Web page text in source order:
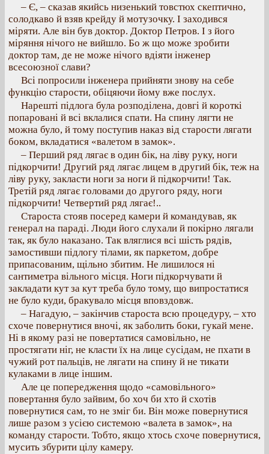
– Є, – сказав якийсь низенький товстюх скептично,
солодкаво й взяв крейду й мотузочку. І заходився
міряти. Але він був доктор. Доктор Петров. І з його
міряння нічого не вийшло. Бо ж що може зробити
доктор там, де не може нічого вдіяти інженер
всесоюзної слави?
Всі попросили інженера прийняти знову на себе
функцію старости, обіцяючи йому вже послух.
Нарешті підлога була розподілена, довгі й короткі
попаровані й всі вклалися спати. На спину лягти не
можна було, й тому поступив наказ від старости лягати
боком, вкладатися «валетом в замок».
– Перший ряд лягає в один бік, на ліву руку, ноги
підкорчити! Другий ряд лягає лицем в другий бік, теж на
ліву руку, закласти ноги за ноги й підкорчити! Так.
Третій ряд лягає головами до другого ряду, ноги
підкорчити! Четвертий ряд лягає!..
Староста стояв посеред камери й командував, як
генерал на параді. Люди його слухали й покірно лягали
так, як було наказано. Так вляглися всі шість рядів,
замостивши підлогу тілами, як паркетом, добре
припасованим, щільно збитим. Не лишилося ні
сантиметра вільного місця. Ноги підкорчувати й
закладати кут за кут треба було тому, що випростатися
не було куди, бракувало місця вповздовж.
– Нагадую, – закінчив староста всю процедуру, – хто
схоче повернутися вночі, як заболить боки, гукай мене.
Ні в якому разі не повертатися самовільно, не
простягати ніг, не класти їх на лице сусідам, не пхати в
чужий рот пальців, не лягати на спину й не тикати
кулаками в лице іншим.
Але це попередження щодо «самовільного»
повертання було зайвим, бо хоч би хто й схотів
повернутися сам, то не зміг би. Він може повернутися
лише разом з усією системою «валета в замок», на
команду старости. Тобто, якщо хтось схоче повернутися,
мусить збурити цілу камеру.